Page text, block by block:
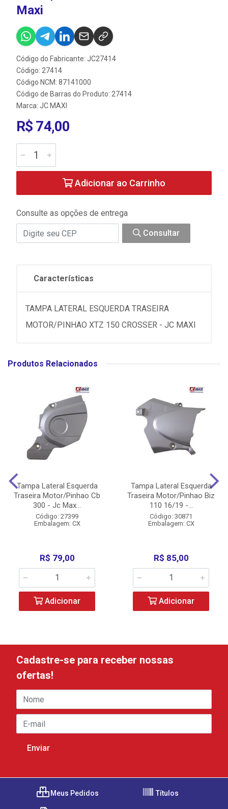
Maxi
Código do Fabricante: JC27414
Código: 27414
Código NCM: 87141000
Código de Barras do Produto: 27414
Marca: JC MAXI
R$ 74,00
Adicionar ao Carrinho
Consulte as opções de entrega
Consultar
Características
TAMPA LATERAL ESQUERDA TRASEIRA
MOTOR/PINHAO XTZ 150 CROSSER - JC MAXI
Produtos Relacionados
Tampa Lateral Esquerda
Traseira Motor/Pinhao Cb
300 - Jc Max...
Código: 27399
Embalagem: CX
R$ 79,00
Adicionar
Tampa Lateral Esquerda
Traseira Motor/Pinhao Biz
110 16/19 -...
Código: 30871
Embalagem: CX
R$ 85,00
Adicionar
Cadastre-se para receber nossas
ofertas!
Meus Pedidos Títulos